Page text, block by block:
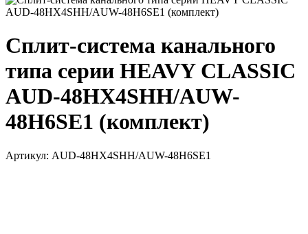
Сплит-система канального
типа серии HEAVY CLASSIC
AUD-48HX4SHH/AUW-
48H6SE1 (комплект)
Артикул: AUD-48HX4SHH/AUW-48H6SE1